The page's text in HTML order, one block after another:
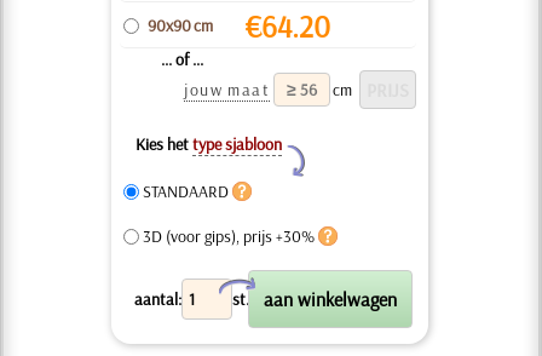
90x90 cm €64.20
... of ...
jouw maat
cm
Kies hettype sjabloon
Y
STANDAARD
3D (voor gips), prijs +30%
aantal: st.
X